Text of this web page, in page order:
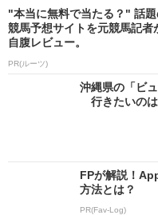
"本当に無料で当たる？" 話
競馬予想サイトを元競馬記者
自腹レビュー。
PR(ルーツ)
沖縄県の「ビ
行きたいのは
FPが解説！
方法とは？
PR(Fav-Log)